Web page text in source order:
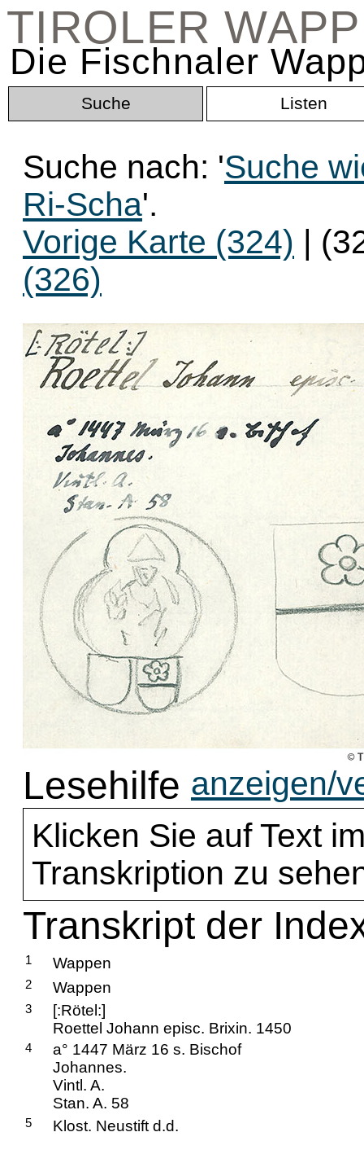
TIROLER
Die Fischnaler
Suche Listen
Suche nach: 'Suche
Ri-Scha'.
Vorige Karte (324) |
(326)
Lesehilfe anzeigen/
Klicken Sie auf Text
Transkription zu
Transkript der
1 Wappen
2 Wappen
3
[:Rötel:]
Roettel Johann episc. Brixin. 1450
4
a° 1447 März 16 s. Bischof
Johannes.
Vintl. A.
Stan. A. 58
5 Klost. Neustift d.d.